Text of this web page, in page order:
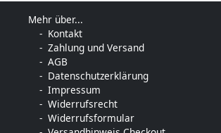
Mehr über...
Kontakt
Zahlung und Versand
AGB
Datenschutzerklärung
Impressum
Widerrufsrecht
Widerrufsformular